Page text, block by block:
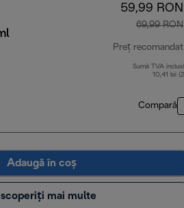
59,99 RON
69,99 RON
Preț recomandat
Sumă TVA
10,41 lei
Compară
Adaugă în coș
mai multe